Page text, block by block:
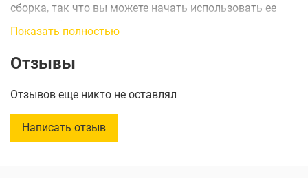
сборка, так что вы можете начать использовать ее
прямо сейчас.
небольших помещений, так как их легко сложить.
начать его использовать.
наслаждаться естественным выражением дерева,
предмет мебели был предварительно покрыт слоем
Показать полностью
Отзывы
Отзывов еще никто не оставлял
Написать отзыв